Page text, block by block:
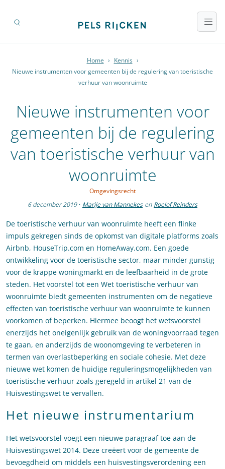
Home › Kennis ›
Nieuwe instrumenten voor gemeenten bij de regulering van toeristische
verhuur van woonruimte
Nieuwe instrumenten voor
gemeenten bij de regulering
van toeristische verhuur van
woonruimte
Omgevingsrecht
6 december 2019 · Marije van Mannekes en Roelof Reinders
De toeristische verhuur van woonruimte heeft een flinke
impuls gekregen sinds de opkomst van digitale platforms zoals
Airbnb, HouseTrip.com en HomeAway.com. Een goede
ontwikkeling voor de toeristische sector, maar minder gunstig
voor de krappe woningmarkt en de leefbaarheid in de grote
steden. Het voorstel tot een Wet toeristische verhuur van
woonruimte biedt gemeenten instrumenten om de negatieve
effecten van toeristische verhuur van woonruimte te kunnen
voorkomen of beperken. Hiermee beoogt het wetsvoorstel
enerzijds het oneigenlijk gebruik van de woningvoorraad tegen
te gaan, en anderzijds de woonomgeving te verbeteren in
termen van overlastbeperking en sociale cohesie. Met deze
nieuwe wet komen de huidige reguleringsmogelijkheden van
toeristische verhuur zoals geregeld in artikel 21 van de
Huisvestingswet te vervallen.
Het nieuwe instrumentarium
Het wetsvoorstel voegt een nieuwe paragraaf toe aan de
Huisvestingswet 2014. Deze creëert voor de gemeente de
bevoegdheid om middels een huisvestingsverordening een